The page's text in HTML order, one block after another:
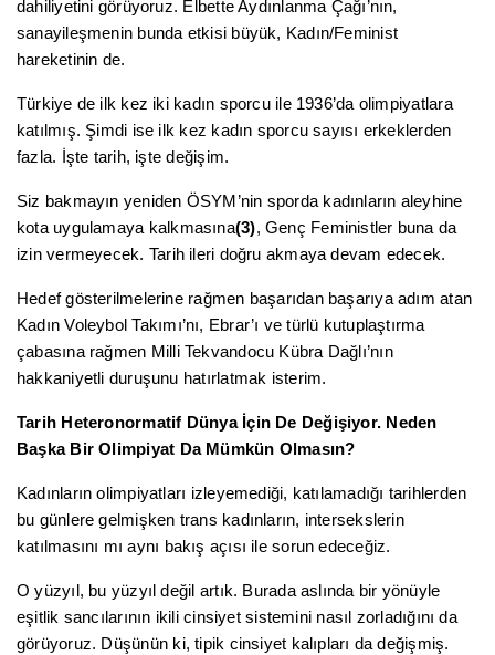
dahiliyetini görüyoruz. Elbette Aydınlanma Çağı’nın,
sanayileşmenin bunda etkisi büyük, Kadın/Feminist
hareketinin de.
Türkiye de ilk kez iki kadın sporcu ile 1936’da olimpiyatlara
katılmış. Şimdi ise ilk kez kadın sporcu sayısı erkeklerden
fazla. İşte tarih, işte değişim.
Siz bakmayın yeniden ÖSYM’nin sporda kadınların aleyhine
kota uygulamaya kalkmasına(3), Genç Feministler buna da
izin vermeyecek. Tarih ileri doğru akmaya devam edecek.
Hedef gösterilmelerine rağmen başarıdan başarıya adım atan
Kadın Voleybol Takımı’nı, Ebrar’ı ve türlü kutuplaştırma
çabasına rağmen Milli Tekvandocu Kübra Dağlı’nın
hakkaniyetli duruşunu hatırlatmak isterim.
Tarih Heteronormatif Dünya İçin De Değişiyor. Neden
Başka Bir Olimpiyat Da Mümkün Olmasın?
Kadınların olimpiyatları izleyemediği, katılamadığı tarihlerden
bu günlere gelmişken trans kadınların, intersekslerin
katılmasını mı aynı bakış açısı ile sorun edeceğiz.
O yüzyıl, bu yüzyıl değil artık. Burada aslında bir yönüyle
eşitlik sancılarının ikili cinsiyet sistemini nasıl zorladığını da
görüyoruz. Düşünün ki, tipik cinsiyet kalıpları da değişmiş.